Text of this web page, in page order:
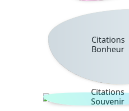
Citations
Bonheur
Citations
Souvenir